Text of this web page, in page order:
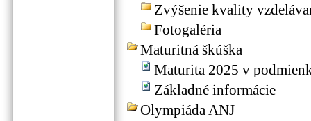
Zvýšenie kvality
Fotogaléria
Maturitná škúška
Maturita 2025 v
Základné informácie
Olympiáda ANJ